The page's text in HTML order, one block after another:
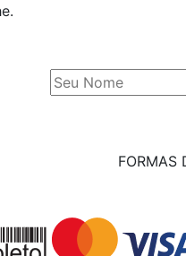
FORMAS